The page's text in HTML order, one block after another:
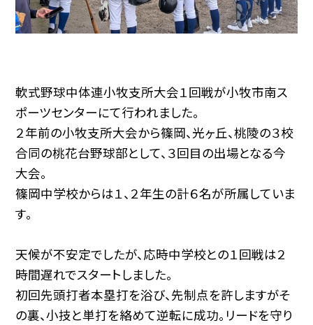
軟式野球中体連小牧支所大会１回戦が小牧市南ス
ポーツセンターにて行われました。
２年前の小牧支所大会から篠岡、光ヶ丘、桃陵の３校
合同の桃花台野球部として、３回目の出場となる今
大会。
篠岡中学校からは１、２年生の計６名が所属していま
す。
天候が不安定でしたが、応時中学校との１回戦は２
時間遅れでスタートしました。
初回先頭打者本塁打を浴び、先制点を許しますがそ
の裏、小技と単打を絡めて逆転に成功。リードを守り